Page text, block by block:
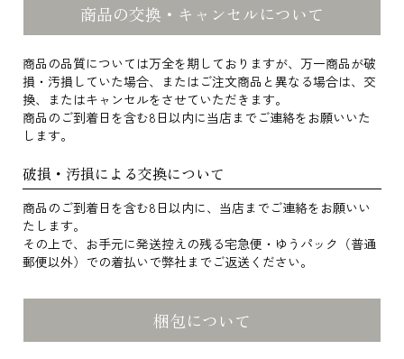
商品の交換・キャンセルについて
商品の品質については万全を期しておりますが、万一商品が破
損・汚損していた場合、またはご注文商品と異なる場合は、交
換、またはキャンセルをさせていただきます。
商品のご到着日を含む8日以内に当店までご連絡をお願いいた
します。
破損・汚損による交換について
商品のご到着日を含む8日以内に、当店までご連絡をお願いい
たします。
その上で、お手元に発送控えの残る宅急便・ゆうパック（普通
郵便以外）での着払いで弊社までご返送ください。
梱包について